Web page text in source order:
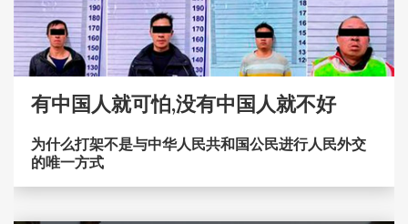
有中国人就可怕,没有中国人就不好
为什么打架不是与中华人民共和国公民进行人民外交
的唯一方式